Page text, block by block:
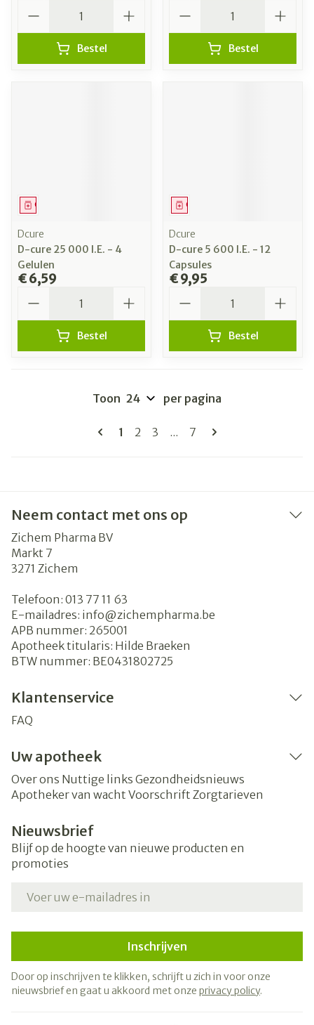
Bestel Bestel
Geneesmiddel
Dcure
D-cure 25 000 I.E. - 4
Gelulen
€ 6,59
Bestel
Geneesmiddel
Dcure
D-cure 5 600 I.E. - 12
Capsules
€ 9,95
Bestel
Pagina's
U lees momenteel pagina
1 Pagina
2 Pagina
3 ... Pagina
7
Toon per pagina
Neem contact met ons op
Zichem Pharma BV
Markt 7
3271 Zichem
Telefoon: 013 77 11 63
E-mailadres: info@zichempharma.be
APB nummer: 265001
Apotheek titularis: Hilde Braeken
BTW nummer: BE0431802725
Klantenservice
FAQ
Uw apotheek
Over ons Nuttige links Gezondheidsnieuws
Apotheker van wacht Voorschrift Zorgtarieven
Nieuwsbrief
Blijf op de hoogte van nieuwe producten en
promoties
Inschrijven
Door op inschrijven te klikken, schrijft u zich in voor onze
nieuwsbrief en gaat u akkoord met onze privacy policy.